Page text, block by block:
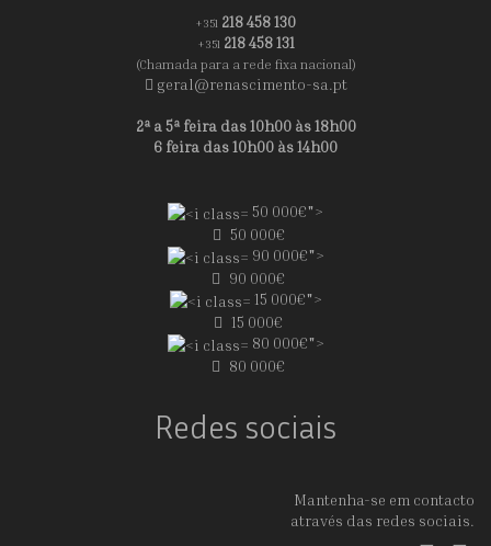
+351 218 458 130
+351 218 458 131
(Chamada para a rede fixa nacional)
geral@renascimento-sa.pt
2ª a 5ª feira das 10h00 às 18h00
6 feira das 10h00 às 14h00
50 000€">
50 000€
90 000€">
90 000€
15 000€">
15 000€
80 000€">
80 000€
Redes sociais
Mantenha-se em contacto
através das redes sociais.